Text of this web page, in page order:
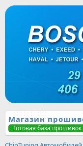
Магазин
Готовая база прошивок